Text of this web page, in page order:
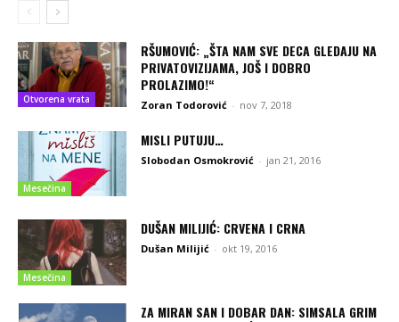
Otvorena vrata
RŠUMOVIĆ: „ŠTA NAM SVE DECA GLEDAJU NA
PRIVATOVIZIJAMA, JOŠ I DOBRO
PROLAZIMO!“
Zoran Todorović - nov 7, 2018
Mesečina
MISLI PUTUJU…
Slobodan Osmokrović - jan 21, 2016
Mesečina
DUŠAN MILIJIĆ: CRVENA I CRNA
Dušan Milijić - okt 19, 2016
ZA MIRAN SAN I DOBAR DAN: SIMSALA GRIM